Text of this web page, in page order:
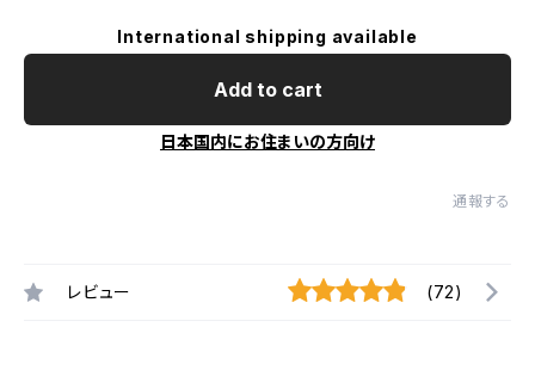
International shipping available
Add to cart
日本国内にお住まいの方向け
通報する
レビュー (72)